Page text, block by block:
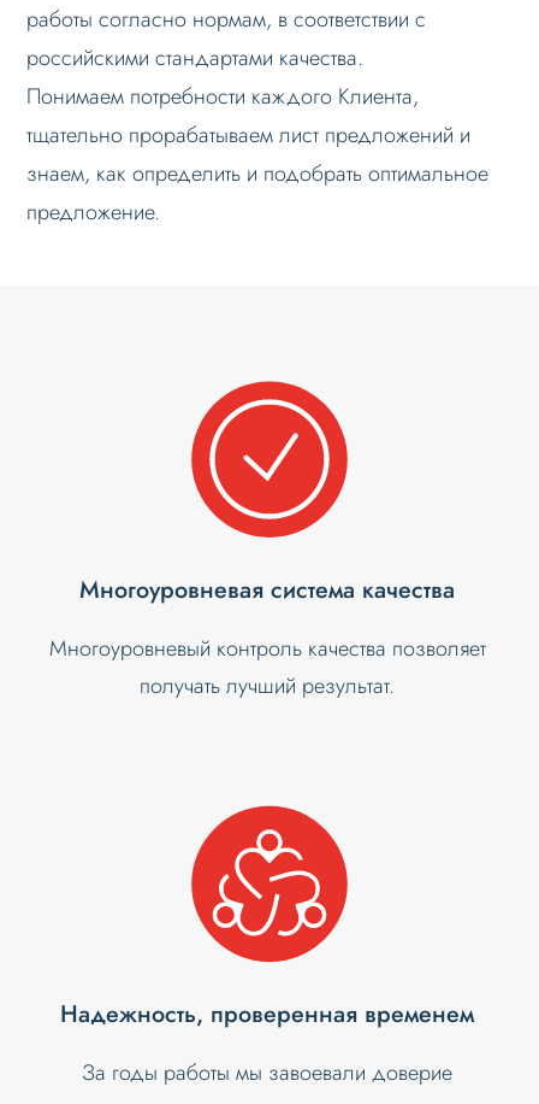
работы согласно нормам, в соответствии с
российскими стандартами качества.
Понимаем потребности каждого Клиента,
тщательно прорабатываем лист предложений и
знаем, как определить и подобрать оптимальное
предложение.
Многоуровневая система качества
Многоуровневый контроль качества позволяет
получать лучший результат.
Надежность, проверенная временем
За годы работы мы завоевали доверие